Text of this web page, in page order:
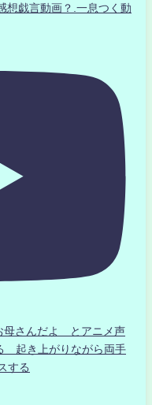
戯言動画？.一息つく動
さんだよ とアニメ声
起き上がりながら両手
する